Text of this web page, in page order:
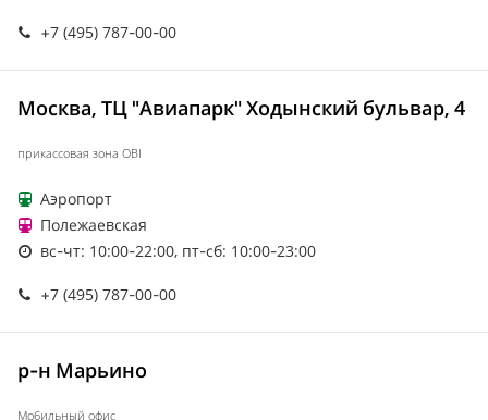
+7 (495) 787-00-00
Москва, ТЦ "Авиапарк" Ходынский бульвар, 4
прикассовая зона OBI
Аэропорт
Полежаевская
вс-чт: 10:00-22:00, пт-сб: 10:00-23:00
+7 (495) 787-00-00
р-н Марьино
Мобильный офис